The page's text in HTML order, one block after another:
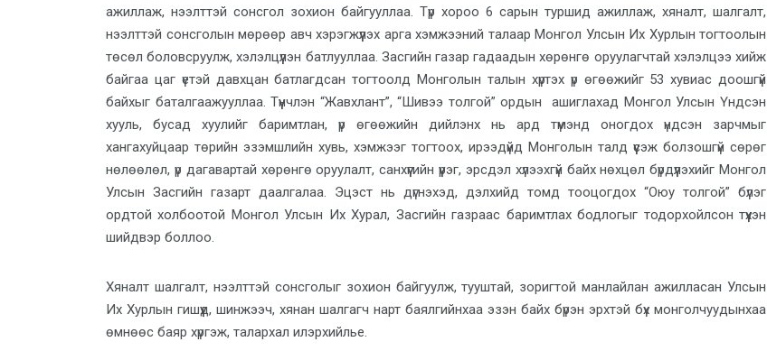
ажиллаж, нээлттэй сонсгол зохион байгууллаа. Түр хороо 6 сарын туршид ажиллаж, хяналт, шалгалт,
нээлттэй сонсголын мөрөөр авч хэрэгжүүлэх арга хэмжээний талаар Монгол Улсын Их Хурлын тогтоолын
төсөл боловсруулж, хэлэлцүүлэн батлууллаа. Засгийн газар гадаадын хөрөнгө оруулагчтай хэлэлцээ хийж
байгаа цаг үетэй давхцан батлагдсан тогтоолд Монголын талын хүртэх үр өгөөжийг 53 хувиас доошгүй
байхыг баталгаажууллаа. Түүнчлэн “Жавхлант”, “Шивээ толгой” ордын ашиглахад Монгол Улсын Үндсэн
хууль, бусад хуулийг баримтлан, үр өгөөжийн дийлэнх нь ард түмэнд оногдох үндсэн
зарчмыг
хангахуйцаар төрийн эзэмшлийн хувь, хэмжээг тогтоох, ирээдүйд Монголын талд үүсэж болзошгүй сөрөг
нөлөөлөл, үр дагавартай хөрөнгө оруулалт, санхүүгийн үүрэг, эрсдэл хүлээхгүй байх нөхцөл бүрдүүлэхийг Монгол
Улсын Засгийн газарт даалгалаа. Эцэст нь дүгнэхэд, дэлхийд томд тооцогдох “Оюу толгой” бүлэг
ордтой холбоотой Монгол Улсын Их Хурал, Засгийн газраас баримтлах бодлогыг тодорхойлсон түүхэн
шийдвэр боллоо.
Хяналт шалгалт, нээлттэй сонсголыг зохион байгуулж, тууштай, зоригтой манлайлан ажилласан Улсын
Их Хурлын гишүүд, шинжээч, хянан шалгагч нарт баялгийнхаа эзэн байх бүрэн эрхтэй бүх монголчуудынхаа
өмнөөс баяр хүргэж, талархал илэрхийлье.